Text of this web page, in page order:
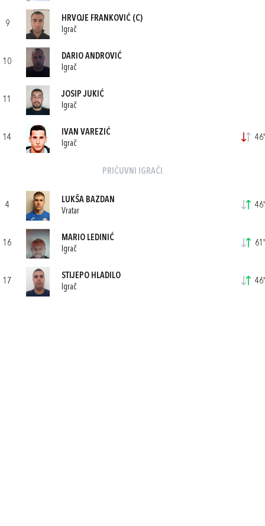
9
HRVOJE FRANKOVIĆ (C)
Igrač
10
DARIO ANDROVIĆ
Igrač
11
JOSIP JUKIĆ
Igrač
14
IVAN VAREZIĆ
Igrač
46'
PRIČUVNI IGRAČI
4
LUKŠA BAZDAN
Vratar
46'
16
MARIO LEDINIĆ
Igrač
61'
17
STIJEPO HLADILO
Igrač
46'